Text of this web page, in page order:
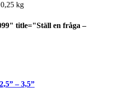
kg
title="Ställ en fråga –